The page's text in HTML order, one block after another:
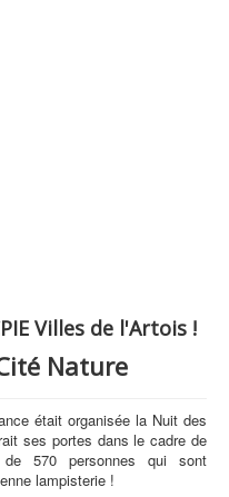
Villes de l'Artois !
Nature
était organisée la Nuit des
ses portes dans le cadre de
570 personnes qui sont
lampisterie !